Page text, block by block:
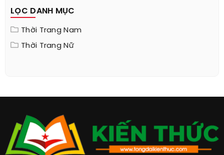
LỌC DANH MỤC
Thời Trang Nam
Thời Trang Nữ